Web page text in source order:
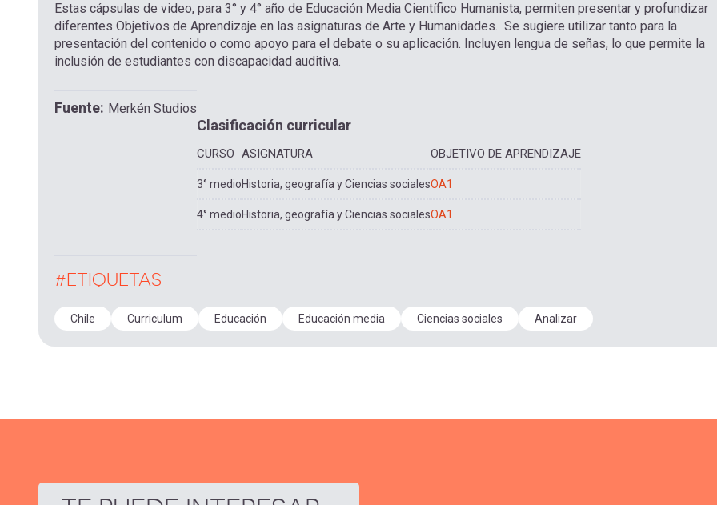
Estas cápsulas de video, para 3° y 4° año de Educación Media Científico Humanista, permiten presentar y profundizar
diferentes Objetivos de Aprendizaje en las asignaturas de Arte y Humanidades. Se sugiere utilizar tanto para la
presentación del contenido o como apoyo para el debate o su aplicación. Incluyen lengua de señas, lo que permite la
inclusión de estudiantes con discapacidad auditiva.
Fuente Merkén Studios
Clasificación curricular
CURSO ASIGNATURA OBJETIVO DE APRENDIZAJE
3° medioHistoria, geografía y Ciencias socialesOA1
4° medioHistoria, geografía y Ciencias socialesOA1
#ETIQUETAS
Chile Curriculum Educación Educación media Ciencias sociales Analizar